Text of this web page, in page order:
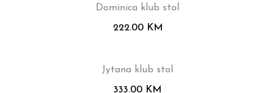
Dominica klub stol
222.00 KM
Jytana klub stol
333.00 KM